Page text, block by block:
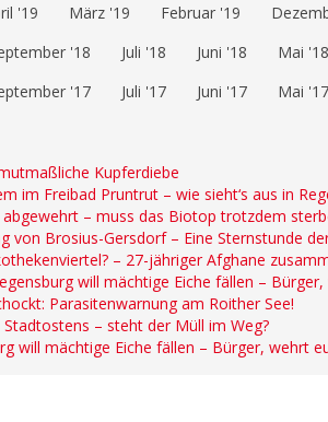
'19 März '19 Februar '19
'18 Juli '18 Juni '18 Mai '18
'17 Juli '17 Juni '17 Mai '17
Kupferdiebe
im Freibad Pruntrut – wie sieht‘s aus in
– muss das Biotop trotzdem
von Brosius-Gersdorf – Eine Sternstunde
– 27-jähriger Afghane
will mächtige Eiche fällen –
Parasitenwarnung am Roither See!
– steht der Müll im Weg?
will mächtige Eiche fällen – Bürger, wehrt